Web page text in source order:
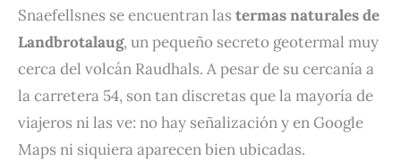
Snaefellsnes se encuentran las termas naturales de
Landbrotalaug, un pequeño secreto geotermal muy
cerca del volcán Raudhals. A pesar de su cercanía a
la carretera 54, son tan discretas que la mayoría de
viajeros ni las ve: no hay señalización y en Google
Maps ni siquiera aparecen bien ubicadas.